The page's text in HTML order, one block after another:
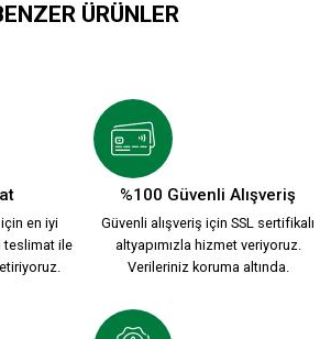
ÜRÜNLER
HUMMEL FUNCTIONAL POLO T-
en iyi
teslimat ile
%100 Güvenli Alışveriş
Güvenli alışveriş için SSL sertifikalı
altyapımızla hizmet veriyoruz.
Verileriniz koruma altında.